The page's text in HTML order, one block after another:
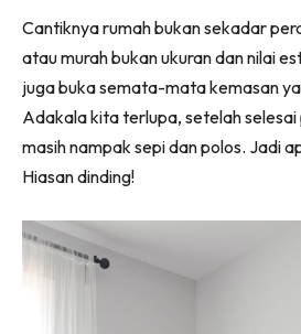
Ruang Tamu
Menarik Lagi
Impiana Makeover
Hotel
Cantiknya rumah bukan sekadar
atau murah bukan ukuran dan nilai
juga buka semata-mata kemasan
Adakala kita terlupa, setelah
masih nampak sepi dan polos. Jadi
Hiasan dinding!